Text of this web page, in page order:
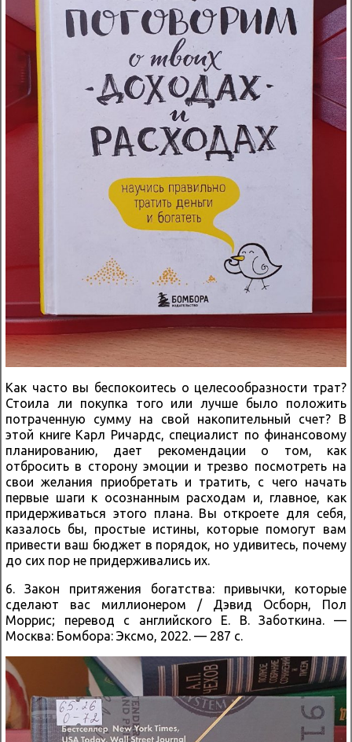
Как часто вы беспокоитесь о целесообразности трат?
Стоила ли покупка того или лучше было положить
потраченную сумму на свой накопительный счет? В
этой книге Карл Ричардс, специалист по финансовому
планированию, дает рекомендации о том, как
отбросить в сторону эмоции и трезво посмотреть на
свои желания приобретать и тратить, с чего начать
первые шаги к осознанным расходам и, главное, как
придерживаться этого плана. Вы откроете для себя,
казалось бы, простые истины, которые помогут вам
привести ваш бюджет в порядок, но удивитесь, почему
до сих пор не придерживались их.
6. Закон притяжения богатства: привычки, которые
сделают вас миллионером / Дэвид Осборн, Пол
Моррис; перевод с английского Е. В. Заботкина. —
Москва: Бомбора: Эксмо, 2022. — 287 с.